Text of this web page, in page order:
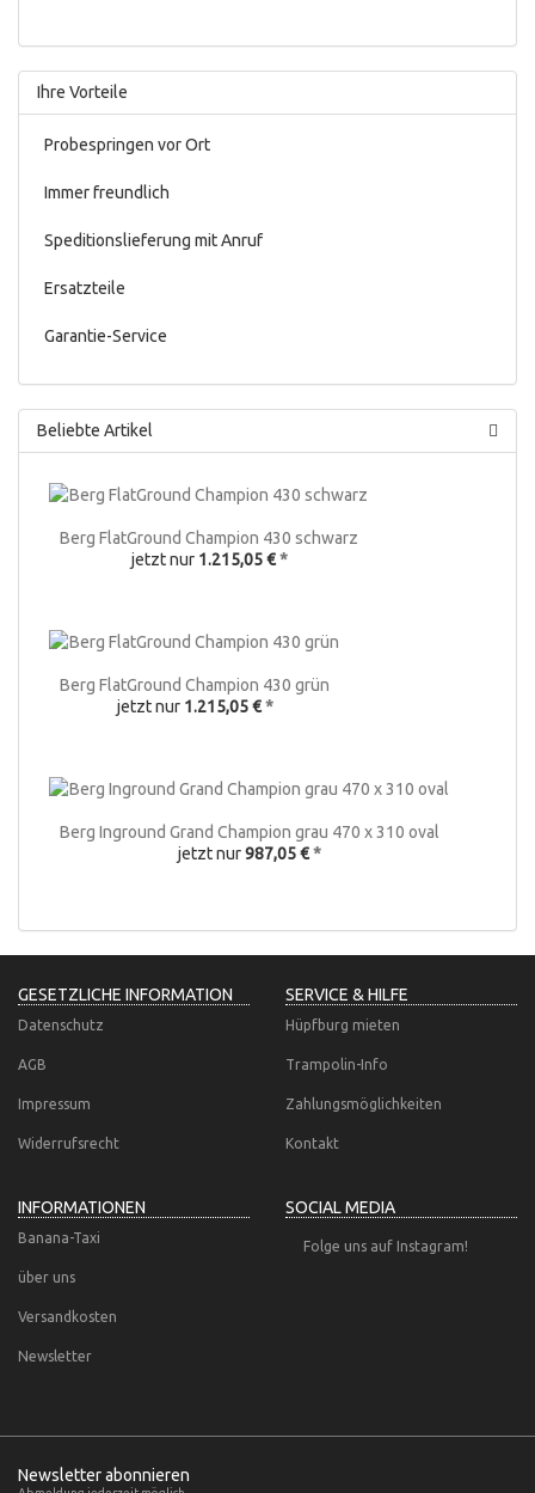
Ihre Vorteile
Probespringen vor Ort
Immer freundlich
Speditionslieferung mit Anruf
Ersatzteile
Garantie-Service
Beliebte Artikel
Berg FlatGround Champion 430 schwarz
jetzt nur 1.215,05 € *
Berg FlatGround Champion 430 grün
jetzt nur 1.215,05 € *
Berg Inground Grand Champion grau 470 x 310 oval
jetzt nur987,05 €*
GESETZLICHE INFORMATION
Datenschutz
AGB
Impressum
Widerrufsrecht
SERVICE & HILFE
Hüpfburg mieten
Trampolin-Info
Zahlungsmöglichkeiten
Kontakt
INFORMATIONEN
Banana-Taxi
über uns
Versandkosten
Newsletter
SOCIAL MEDIA
Folge uns auf Instagram!
Newsletter abonnieren